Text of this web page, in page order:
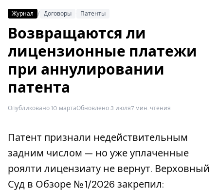
Журнал / Договоры · Патенты
Возвращаются ли
лицензионные платежи
при аннулировании
патента
Опубликовано 10 мартаОбновлено 3 июля7 мин. чтения
Патент признали недействительным
задним числом — но уже уплаченные
роялти лицензиату не вернут. Верховный
Суд в Обзоре № 1/2026 закрепил: